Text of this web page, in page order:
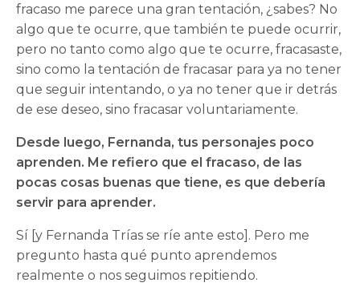
fracaso me parece una gran tentación, ¿sabes? No
algo que te ocurre, que también te puede ocurrir,
pero no tanto como algo que te ocurre, fracasaste,
sino como la tentación de fracasar para ya no tener
que seguir intentando, o ya no tener que ir detrás
de ese deseo, sino fracasar voluntariamente.
Desde luego, Fernanda, tus personajes poco
aprenden. Me refiero que el fracaso, de las
pocas cosas buenas que tiene, es que debería
servir para aprender.
Sí [y Fernanda Trías se ríe ante esto]. Pero me
pregunto hasta qué punto aprendemos
realmente o nos seguimos repitiendo.